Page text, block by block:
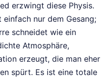
erzwingt diese Physis.
nur dem Gesang;
schneidet wie ein
Atmosphäre,
erzeugt, die man eher
spürt. Es ist eine totale